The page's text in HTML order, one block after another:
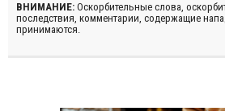
ВНИМАНИЕ: Оскорбительные слова,
последствия, комментарии, содержащие
принимаются.